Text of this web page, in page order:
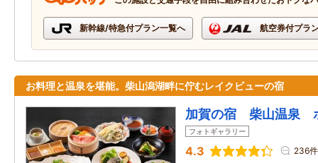
新幹線/特急付プラン一覧へ 航空券付プラ
お料理と温泉を堪能。柴山潟湖畔に佇むレイクビューの宿
加賀の宿 柴山温泉
フォトギャラリー
4.3 236件